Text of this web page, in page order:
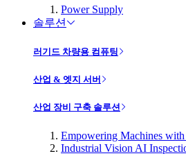
Power Supply
솔루션
러기드 차량용 컴퓨팅
산업 & 엣지 서버
산업 장비 구축 솔루션
Empowering Machines
Industrial Vision AI